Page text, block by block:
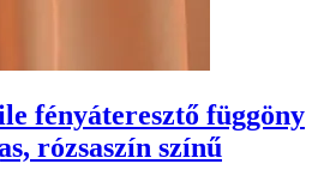
fényáteresztő függöny
rózsaszín színű